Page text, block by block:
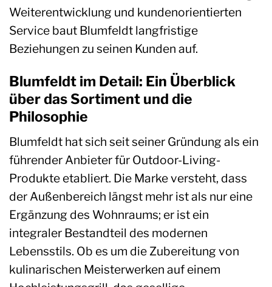
Weiterentwicklung und kundenorientierten
Service baut Blumfeldt langfristige
Beziehungen zu seinen Kunden auf.
Blumfeldt im Detail: Ein Überblick
über das Sortiment und die
Philosophie
Blumfeldt hat sich seit seiner Gründung als ein
führender Anbieter für Outdoor-Living-
Produkte etabliert. Die Marke versteht, dass
der Außenbereich längst mehr ist als nur eine
Ergänzung des Wohnraums; er ist ein
integraler Bestandteil des modernen
Lebensstils. Ob es um die Zubereitung von
kulinarischen Meisterwerken auf einem